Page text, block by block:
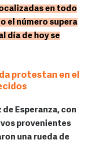
en todo
el número supera
día de hoy se
protestan en el
Esperanza, con
provenientes
una rueda de